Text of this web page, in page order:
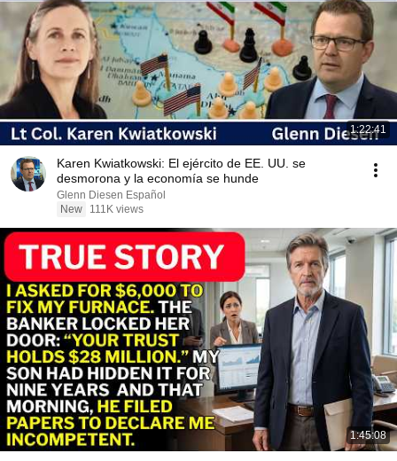
1:22:41
Karen Kwiatkowski: El ejército de EE. UU. se
desmorona y la economía se hunde
Glenn Diesen Español
New
111K views
1:45:08